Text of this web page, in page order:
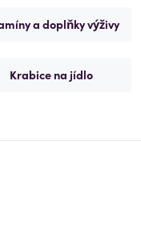
a doplňky výživy
Krabice na jídlo